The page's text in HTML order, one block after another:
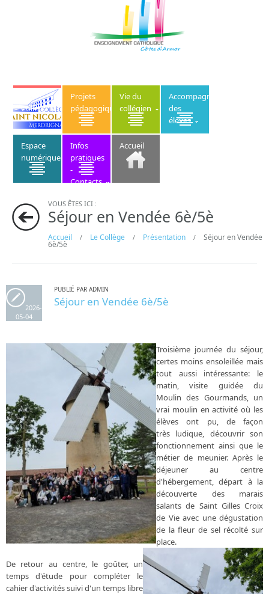
Collège
Projets
pédagogiques
Vie du
collégien
Accompagnement
des
élèves
Espace
numérique
Infos
pratiques
-
Contacts
Accueil
VOUS ÊTES ICI :
Séjour en Vendée 6è/5è
Accueil / Le Collège / Présentation / Séjour en Vendée
6è/5è
2026-
05-04
PUBLIÉ PAR ADMIN
Séjour en Vendée 6è/5è
Troisième journée du séjour,
certes moins ensoleillée mais
tout aussi intéressante: le
matin, visite guidée du
Moulin des Gourmands, un
vrai moulin en activité où les
élèves ont pu, de façon
très ludique, découvrir son
fonctionnement ainsi que le
métier de meunier. Après le
déjeuner au centre
d'hébergement, départ à la
découverte des marais
salants de Saint Gilles Croix
de Vie avec une dégustation
de la fleur de sel récolté sur
place.
De retour au centre, le goûter, un
temps d'étude pour compléter le
cahier d'activités suivi d'un temps libre